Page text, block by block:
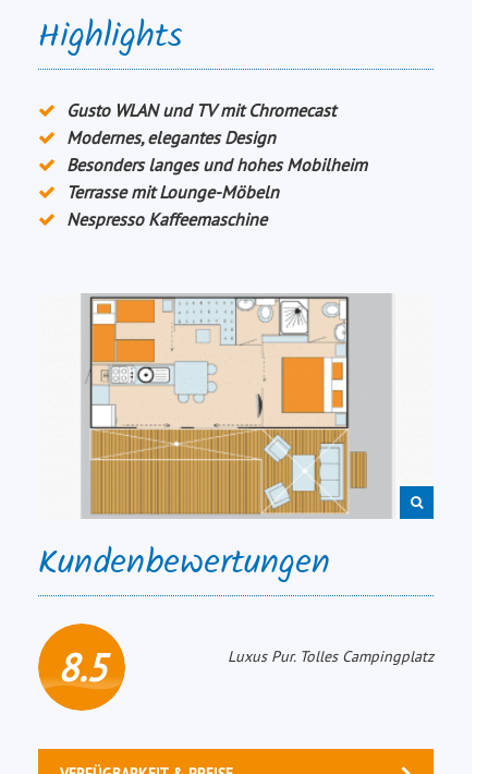
Highlights
Gusto WLAN und TV mit Chromecast
Modernes, elegantes Design
Besonders langes und hohes Mobilheim
Terrasse mit Lounge-Möbeln
Nespresso Kaffeemaschine
Kundenbewertungen
8.5 Luxus Pur. Tolles Campingplatz